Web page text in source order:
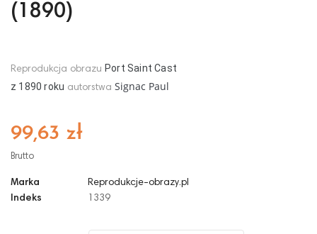
(1890)
Reprodukcja obrazu Port Saint Cast
z 1890 roku autorstwaSignac Paul
99,63 zł
Brutto
Marka
Reprodukcje-obrazy.pl
Indeks
1339